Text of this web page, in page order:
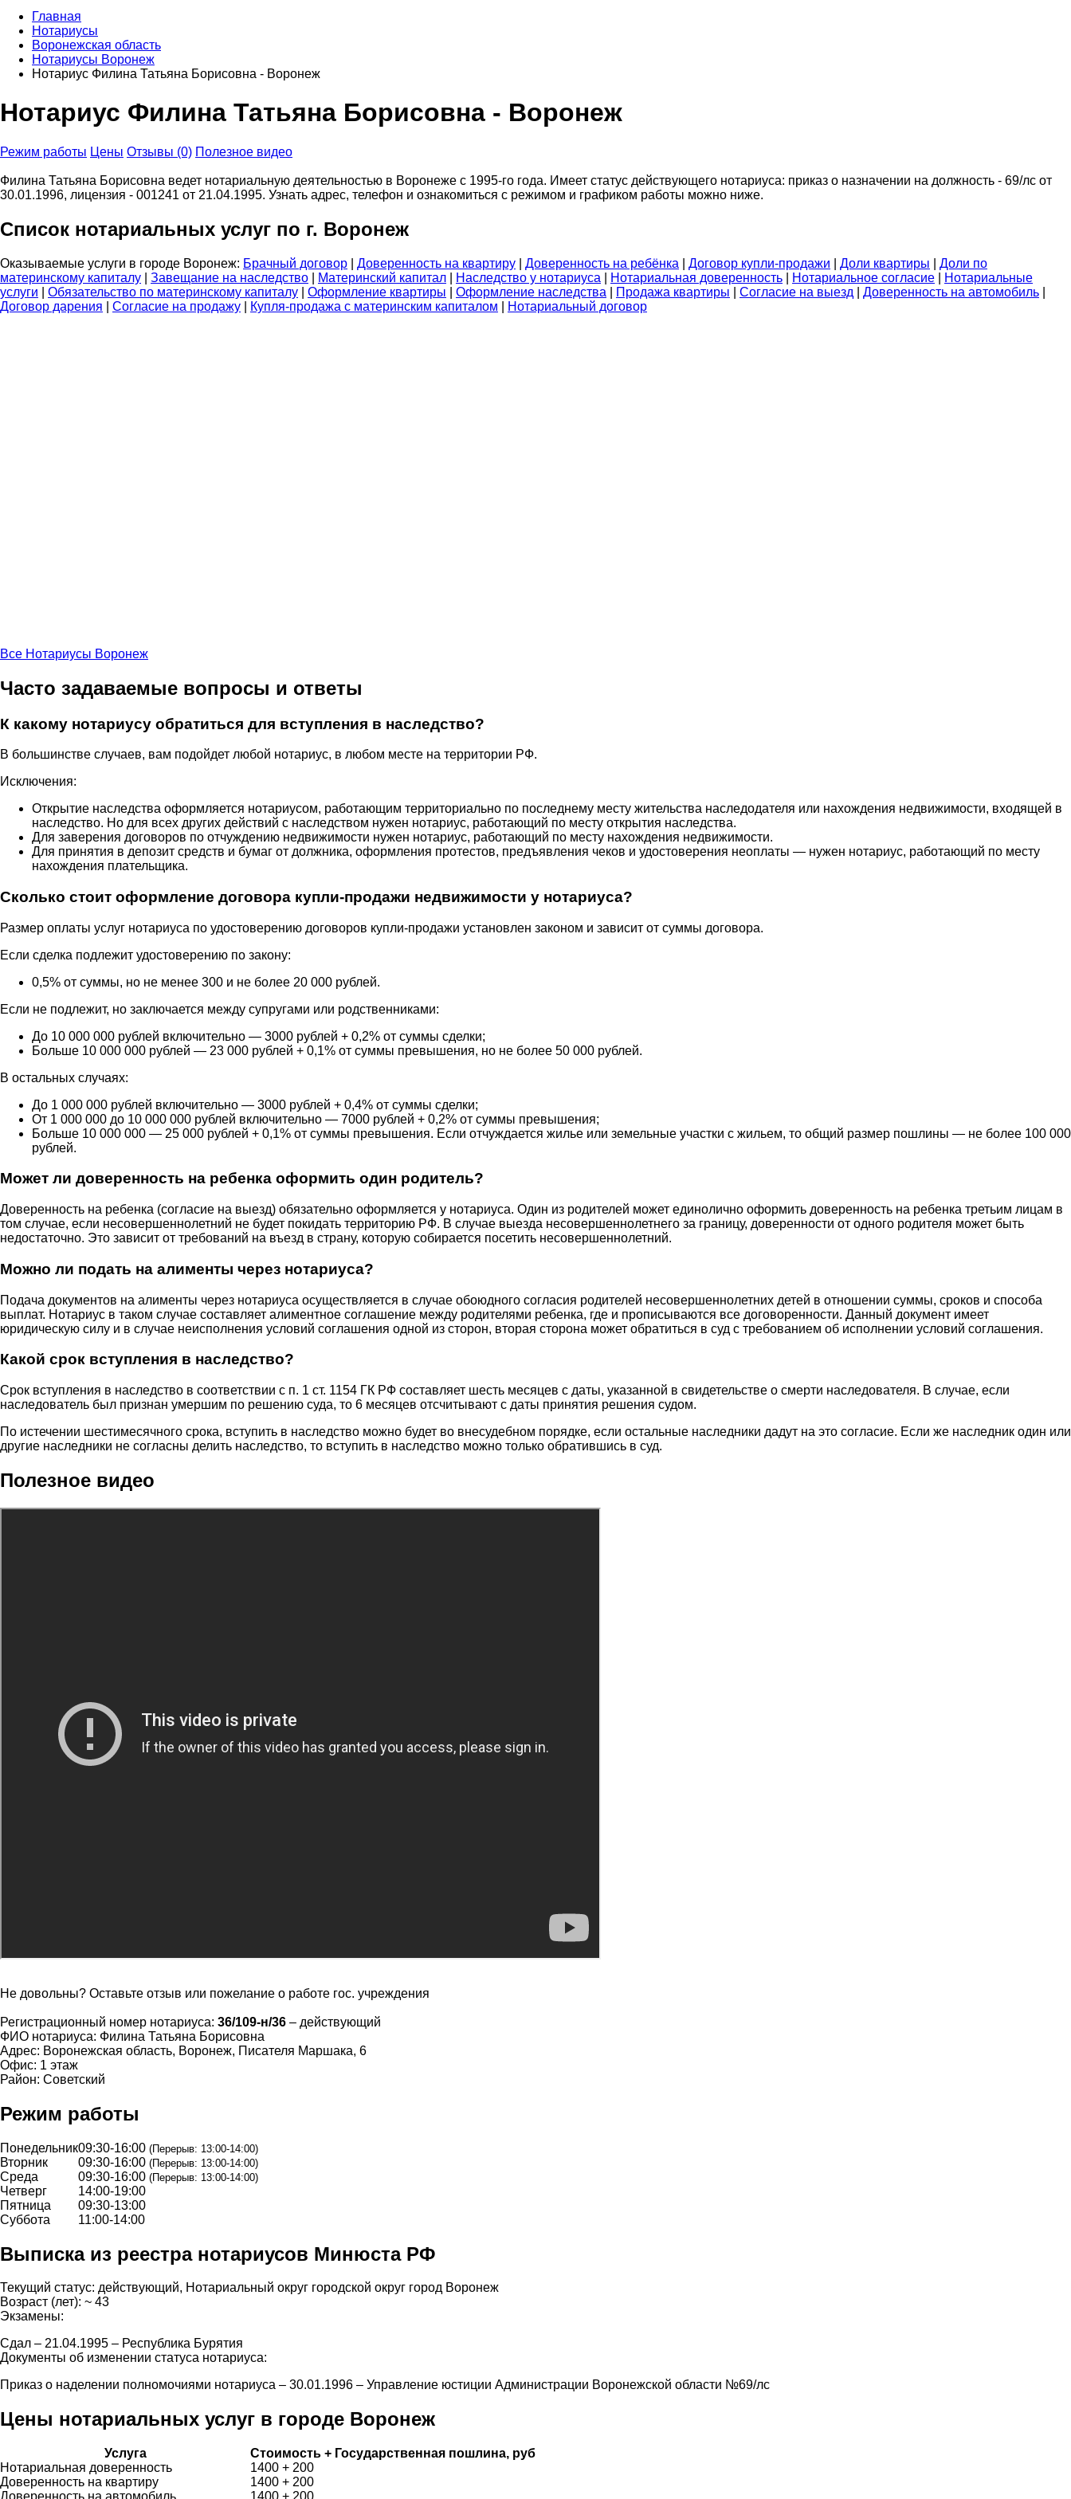
Главная
Нотариусы
Воронежская область
Нотариусы Воронеж
Нотариус Филина Татьяна Борисовна - Воронеж
Нотариус Филина Татьяна Борисовна - Воронеж
Режим работы Цены Отзывы (0) Полезное видео
Филина Татьяна Борисовна ведет нотариальную деятельностью в Воронеже с 1995-го года. Имеет статус действующего нотариуса: приказ о назначении на должность - 69/лс от
30.01.1996, лицензия - 001241 от 21.04.1995. Узнать адрес, телефон и ознакомиться с режимом и графиком работы можно ниже.
Список нотариальных услуг по г. Воронеж
Оказываемые услуги в городе Воронеж: Брачный договор Доверенность на квартиру Доверенность на ребёнка Договор купли-продажи Доли квартиры
Доли по
материнскому капиталу
Завещание на наследство Материнский капитал Наследство у нотариуса Нотариальная доверенность Нотариальное согласие
Нотариальные
услуги
Обязательство по материнскому капиталу Оформление квартиры Оформление наследства Продажа квартиры Согласие на выезд Доверенность на автомобиль
Договор дарения
Согласие на продажу Купля-продажа с материнским капиталом Нотариальный договор
Все Нотариусы Воронеж
Часто задаваемые вопросы и ответы
К какому нотариусу обратиться для вступления в наследство?
В большинстве случаев, вам подойдет любой нотариус, в любом месте на территории РФ.
Исключения:
Открытие наследства оформляется нотариусом, работающим территориально по последнему месту жительства наследодателя или нахождения недвижимости, входящей в
наследство. Но для всех других действий с наследством нужен нотариус, работающий по месту открытия наследства.
Для заверения договоров по отчуждению недвижимости нужен нотариус, работающий по месту нахождения недвижимости.
Для принятия в депозит средств и бумаг от должника, оформления протестов, предъявления чеков и удостоверения неоплаты — нужен нотариус, работающий по месту
нахождения плательщика.
Сколько стоит оформление договора купли-продажи недвижимости у нотариуса?
Размер оплаты услуг нотариуса по удостоверению договоров купли-продажи установлен законом и зависит от суммы договора.
Если сделка подлежит удостоверению по закону:
0,5% от суммы, но не менее 300 и не более 20 000 рублей.
Если не подлежит, но заключается между супругами или родственниками:
До 10 000 000 рублей включительно — 3000 рублей + 0,2% от суммы сделки;
Больше 10 000 000 рублей — 23 000 рублей + 0,1% от суммы превышения, но не более 50 000 рублей.
В остальных случаях:
До 1 000 000 рублей включительно — 3000 рублей + 0,4% от суммы сделки;
От 1 000 000 до 10 000 000 рублей включительно — 7000 рублей + 0,2% от суммы превышения;
Больше 10 000 000 — 25 000 рублей + 0,1% от суммы превышения. Если отчуждается жилье или земельные участки с жильем, то общий размер пошлины — не более 100 000
рублей.
Может ли доверенность на ребенка оформить один родитель?
Доверенность на ребенка (согласие на выезд) обязательно оформляется у нотариуса. Один из родителей может единолично оформить доверенность на ребенка третьим лицам в
том случае, если несовершеннолетний не будет покидать территорию РФ. В случае выезда несовершеннолетнего за границу, доверенности от одного родителя может быть
недостаточно. Это зависит от требований на въезд в страну, которую собирается посетить несовершеннолетний.
Можно ли подать на алименты через нотариуса?
Подача документов на алименты через нотариуса осуществляется в случае обоюдного согласия родителей несовершеннолетних детей в отношении суммы, сроков и способа
выплат. Нотариус в таком случае составляет алиментное соглашение между родителями ребенка, где и прописываются все договоренности. Данный документ имеет
юридическую силу и в случае неисполнения условий соглашения одной из сторон, вторая сторона может обратиться в суд с требованием об исполнении условий соглашения.
Какой срок вступления в наследство?
Срок вступления в наследство в соответствии с п. 1 ст. 1154 ГК РФ составляет шесть месяцев с даты, указанной в свидетельстве о смерти наследователя. В случае, если
наследователь был признан умершим по решению суда, то 6 месяцев отсчитывают с даты принятия решения судом.
По истечении шестимесячного срока, вступить в наследство можно будет во внесудебном порядке, если остальные наследники дадут на это согласие. Если же наследник один или
другие наследники не согласны делить наследство, то вступить в наследство можно только обратившись в суд.
Полезное видео
Не довольны? Оставьте отзыв или пожелание о работе гос. учреждения
Регистрационный номер нотариуса: 36/109-н/36 – действующий
ФИО нотариуса: Филина Татьяна Борисовна
Адрес: Воронежская область, Воронеж, Писателя Маршака, 6
Офис: 1 этаж
Район: Советский
Режим работы
Понедельник09:30-16:00 (Перерыв: 13:00-14:00)
Вторник 09:30-16:00 (Перерыв: 13:00-14:00)
Среда 09:30-16:00 (Перерыв: 13:00-14:00)
Четверг
14:00-19:00
Пятница
09:30-13:00
Суббота
11:00-14:00
Выписка из реестра нотариусов Минюста РФ
Текущий статус: действующий, Нотариальный округ городской округ город Воронеж
Возраст (лет): ~ 43
Экзамены:
Сдал – 21.04.1995 – Республика Бурятия
Документы об изменении статуса нотариуса:
Приказ о наделении полномочиями нотариуса – 30.01.1996 – Управление юстиции Администрации Воронежской области №69/лс
Цены нотариальных услуг в городе Воронеж
Услуга
Стоимость + Государственная пошлина, руб
Нотариальная доверенность
1400 + 200
Доверенность на квартиру
1400 + 200